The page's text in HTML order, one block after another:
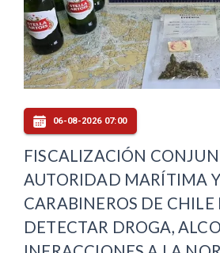
06-08-2026 07:00
FISCALIZACIÓN
AUTORIDAD MARÍTIMA Y
CARABINEROS DE
DETECTAR DROGA,